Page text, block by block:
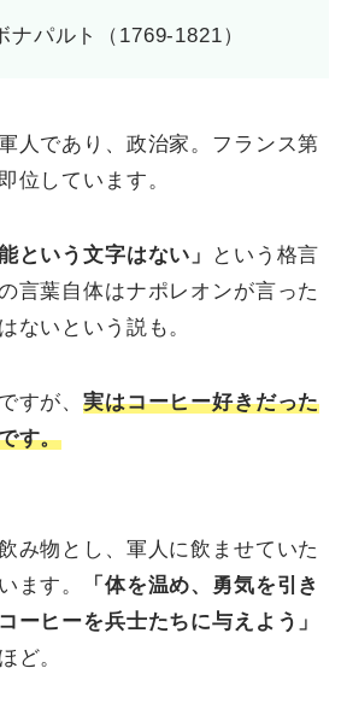
ナパルト（1769-1821）
人であり、政治家。フランス第
位しています。
という文字はない」
という格言
言葉自体はナポレオンが言った
ないという説も。
すが、実はコーヒー好きだった
す。
み物とし、軍人に飲ませていた
ます。
「体を温め、勇気を引き
ーヒーを兵士たちに与えよう」
ど。